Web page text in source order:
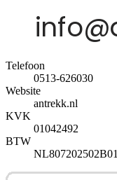
Telefoon
0513-626030
Website
antrekk.nl
KVK
01042492
BTW
NL807202502B01